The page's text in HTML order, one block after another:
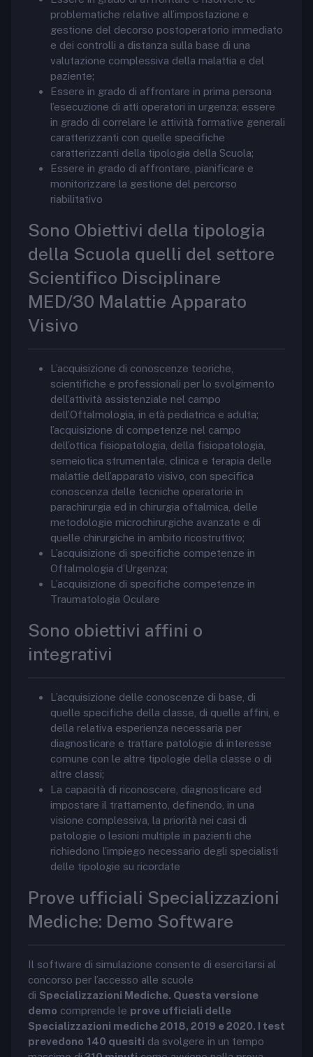
problematiche relative all’impostazione e
gestione del decorso postoperatorio immediato
e dei controlli a distanza sulla base di una
valutazione complessiva della malattia e del
paziente;
Essere in grado di affrontare in prima persona
l’esecuzione di atti operatori in urgenza; essere
in grado di correlare le attività formative generali
caratterizzanti con quelle specifiche
caratterizzanti della tipologia della Scuola;
Essere in grado di affrontare, pianificare e
monitorizzare la gestione del percorso
riabilitativo
Sono Obiettivi della tipologia
della Scuola quelli del settore
Scientifico Disciplinare
MED/30 Malattie Apparato
Visivo
L’acquisizione di conoscenze teoriche,
scientifiche e professionali per lo svolgimento
dell’attività assistenziale nel campo
dell’Oftalmologia, in età pediatrica e adulta;
l’acquisizione di competenze nel campo
dell’ottica fisiopatologia, della fisiopatologia,
semeiotica strumentale, clinica e terapia delle
malattie dell’apparato visivo, con specifica
conoscenza delle tecniche operatorie in
parachirurgia ed in chirurgia oftalmica, delle
metodologie microchirurgiche avanzate e di
quelle chirurgiche in ambito ricostruttivo;
L’acquisizione di specifiche competenze in
Oftalmologia d’Urgenza;
L’acquisizione di specifiche competenze in
Traumatologia Oculare
Sono obiettivi affini o
integrativi
L’acquisizione delle conoscenze di base, di
quelle specifiche della classe, di quelle affini, e
della relativa esperienza necessaria per
diagnosticare e trattare patologie di interesse
comune con le altre tipologie della classe o di
altre classi;
La capacità di riconoscere, diagnosticare ed
impostare il trattamento, definendo, in una
visione complessiva, la priorità nei casi di
patologie o lesioni multiple in pazienti che
richiedono l’impiego necessario degli specialisti
delle tipologie su ricordate
Prove ufficiali Specializzazioni
Mediche: Demo Software
Il software di simulazione consente di esercitarsi al
concorso per l’accesso alle scuole
di Specializzazioni Mediche. Questa versione
demo comprende le prove ufficiali delle
Specializzazioni mediche 2018, 2019 e 2020. I test
prevedono 140 quesiti da svolgere in un tempo